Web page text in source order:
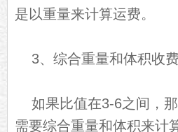
是以重量来计算运费。
3、综合重量和体积收费
如果比值在3-6之间，
需要综合重量和体积来计